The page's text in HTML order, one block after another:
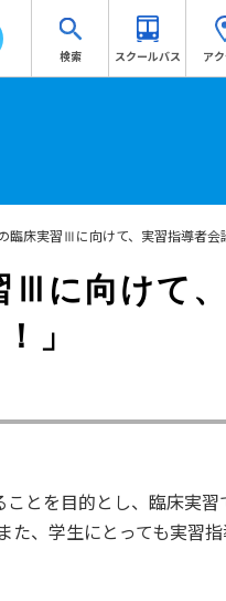
検索 スクールバス ア
臨床実習Ⅲに向けて、実習指導者会
Ⅲに向けて
」
とを目的とし、臨床実習
、学生にとっても実習